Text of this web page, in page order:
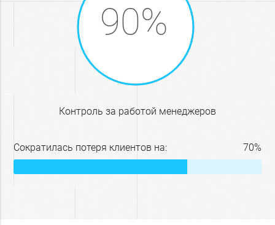
контроль за работой менеджеров
Сократилась потеря клиентов на: 70%